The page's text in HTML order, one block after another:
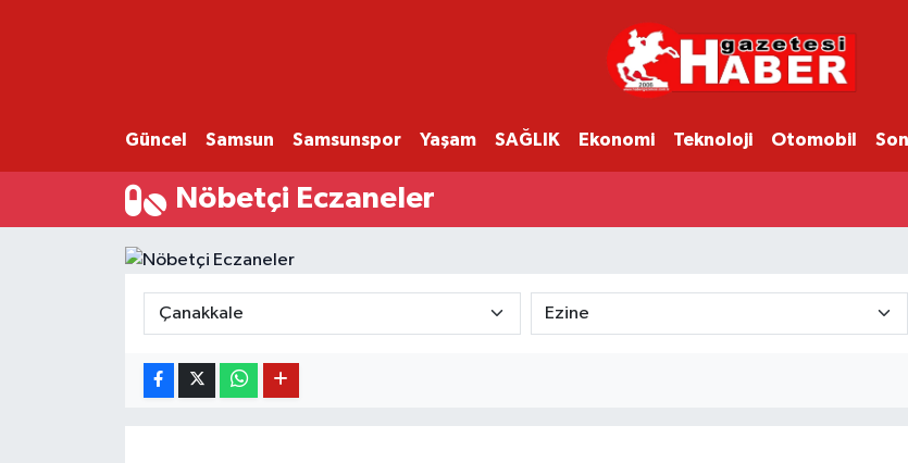
Güncel Samsun Samsunspor Yaşam SAĞLIK Ekonomi Teknoloji Otomobil
Nöbetçi Eczaneler
SAMSUN
SAMSUNSPOR
EKONOMİ